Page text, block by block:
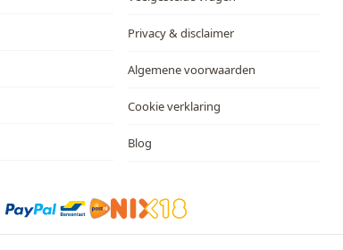
Privacy & disclaimer
Algemene voorwaarden
Cookie verklaring
Blog